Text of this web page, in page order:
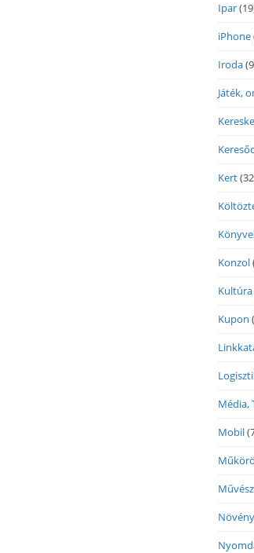
Ipar
iPhone
Iroda
Játék,
Kert
Konzol
Kultúra
Kupon
Média,
Mobil